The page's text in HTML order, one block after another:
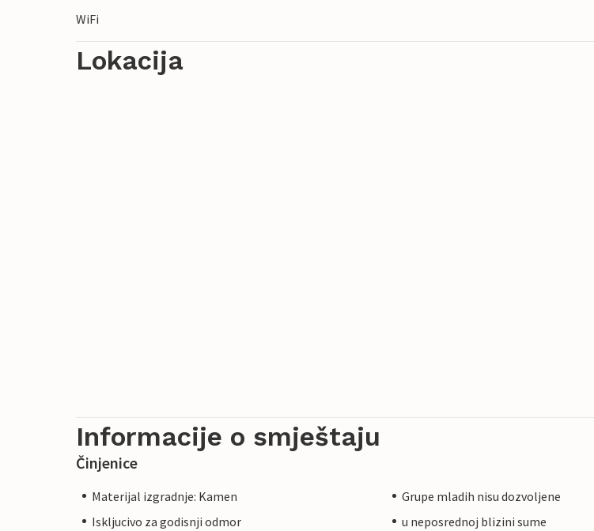
WiFi
Lokacija
Informacije o smještaju
Činjenice
Materijal izgradnje: Kamen
Grupe mladih nisu dozvoljene
Iskljucivo za godisnji odmor
u neposrednoj blizini sume